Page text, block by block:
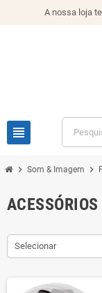
A nossa loja
view_headline
chevron_right Som & Imagem chevron_right
ACESSÓRIOS
Selecionar